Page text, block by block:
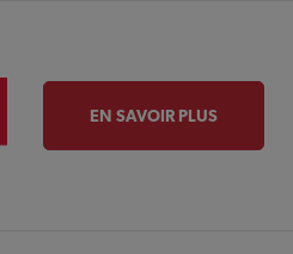
EN SAVOIR PLUS